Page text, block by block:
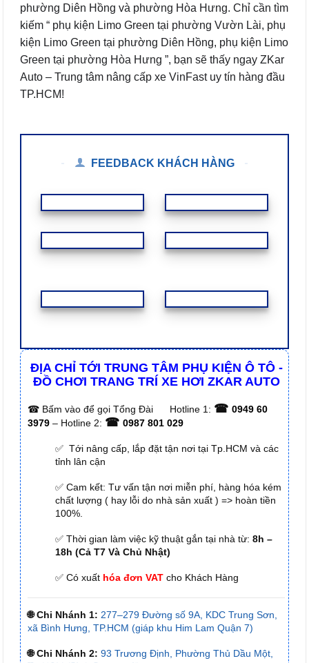
phường Diên Hồng và phường Hòa Hưng. Chỉ cần tìm
kiếm “ phụ kiện Limo Green tại phường Vườn Lài, phụ
kiện Limo Green tại phường Diên Hồng, phụ kiện Limo
Green tại phường Hòa Hưng ”, bạn sẽ thấy ngay ZKar
Auto – Trung tâm nâng cấp xe VinFast uy tín hàng đầu
TP.HCM!
FEEDBACK KHÁCH HÀNG
ĐỊA CHỈ TỚI TRUNG TÂM PHỤ KIỆN Ô TÔ -
ĐỒ CHƠI TRANG TRÍ XE HƠI ZKAR AUTO
☎ Bấm vào để gọi Tổng Đài Hotline 1: ☎ 0949 60
3979 – Hotline 2: ☎ 0987 801 029
✅ Tới nâng cấp, lắp đặt tận nơi tại Tp.HCM và các
tỉnh lân cận
✅ Cam kết: Tư vấn tận nơi miễn phí, hàng hóa kém
chất lượng ( hay lỗi do nhà sản xuất ) => hoàn tiền
100%.
✅ Thời gian làm việc kỹ thuật gắn tại nhà từ: 8h –
18h (Cả T7 Và Chủ Nhật)
✅ Có xuất hóa đơn VAT cho Khách Hàng
🌐 Chi Nhánh 1: 277–279 Đường số 9A, KDC Trung Sơn,
xã Bình Hưng, TP.HCM (giáp khu Him Lam Quận 7)
🌐 Chi Nhánh 2: 93 Trương Định, Phường Thủ Dầu Một,